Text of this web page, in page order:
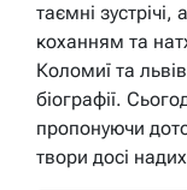
таємні
коханням та
Коломиї та
біографії.
пропонуючи
твори досі